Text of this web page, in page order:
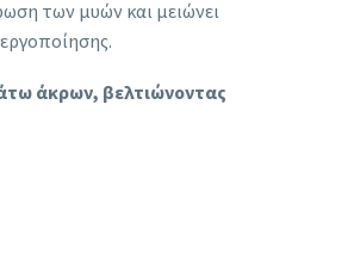
των μυών και μειώνει
άκρων, βελτιώνοντας